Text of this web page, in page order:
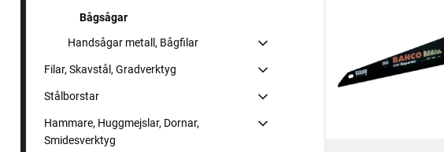
Bågsågar
Handsågar metall, Bågfilar
Filar, Skavstål, Gradverktyg
Stålborstar
Hammare, Huggmejslar, Dornar,
Smidesverktyg